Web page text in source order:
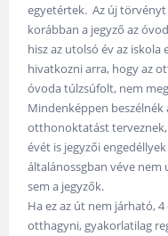
egyetértek. Az új
korábban a jegyző az
hisz az utolsó év az
hivatkozni arra, hogy az
óvoda túlzsúfolt, nem
Mindenképpen beszélnék
otthonoktatást
évét is jegyzői
általánossgban véve nem
sem a jegyzők.
Ha ez az út nem járható,
otthagyni, gyakorlatilag